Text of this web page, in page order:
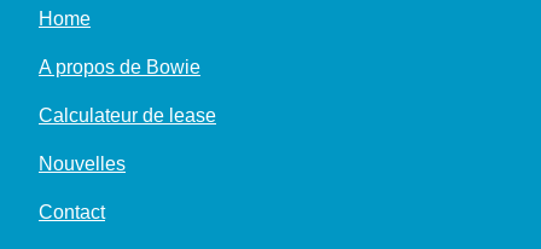
Home
A propos de Bowie
Calculateur de lease
Nouvelles
Contact